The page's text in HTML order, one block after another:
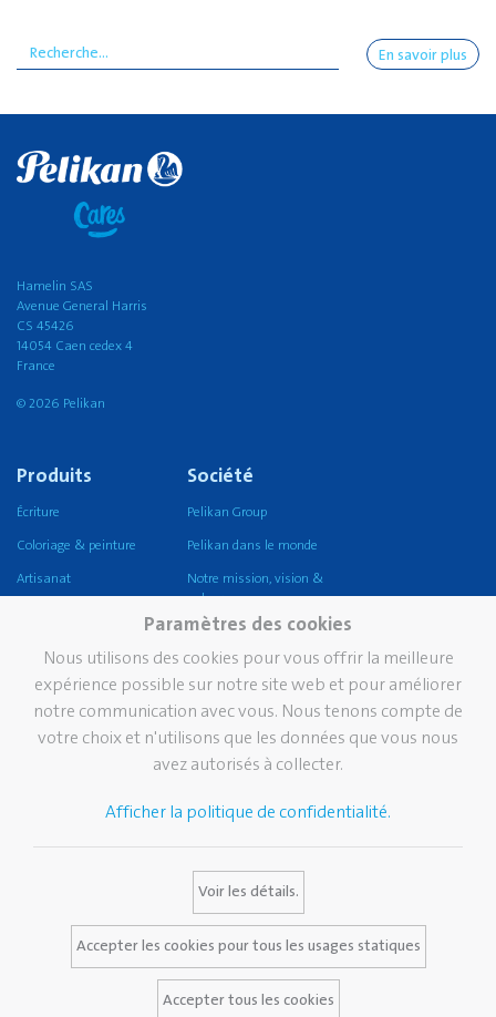
En savoir plus
Hamelin SAS
Avenue General Harris
CS 45426
14054 Caen cedex 4
France
© 2026 Pelikan
Produits
Écriture
Coloriage & peinture
Artisanat
Ecole
Bureau
Écriture professionnelle
Société
Pelikan Group
Pelikan dans le monde
Notre mission, vision &
valeurs
Durabilité
Pelikan TintenTurm
Certificats Pelikan
Services
Media Database
FAQ
Contact
Paramètres des cookies
Nous utilisons des cookies pour vous offrir la meilleure
expérience possible sur notre site web et pour améliorer
notre communication avec vous. Nous tenons compte de
votre choix et n'utilisons que les données que vous nous
avez autorisés à collecter.
Afficher la politique de confidentialité.
Voir les détails.
Accepter les cookies pour tous les usages statiques
Accepter tous les cookies